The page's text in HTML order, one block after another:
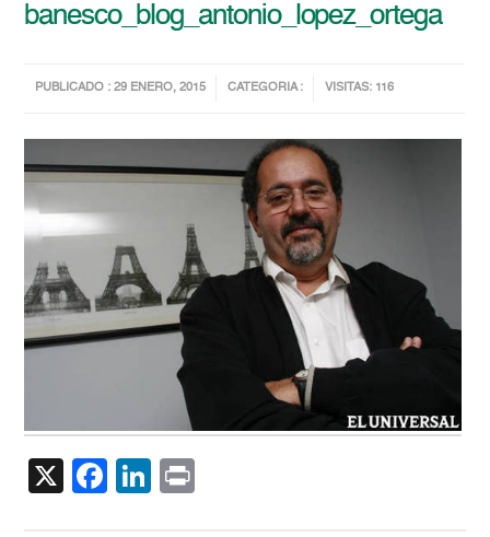
banesco_blog_antonio_lopez_ortega
PUBLICADO : 29 ENERO, 2015 CATEGORIA : VISITAS: 116
X Facebook
LinkedIn